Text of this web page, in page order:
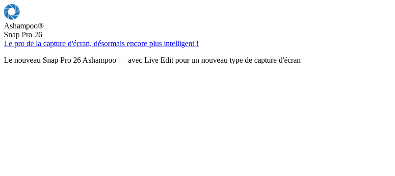
Ashampoo®
Snap Pro 26
Le pro de la capture d'écran, désormais encore plus intelligent !
Le nouveau Snap Pro 26 Ashampoo — avec Live Edit pour un nouveau type de capture d'écran